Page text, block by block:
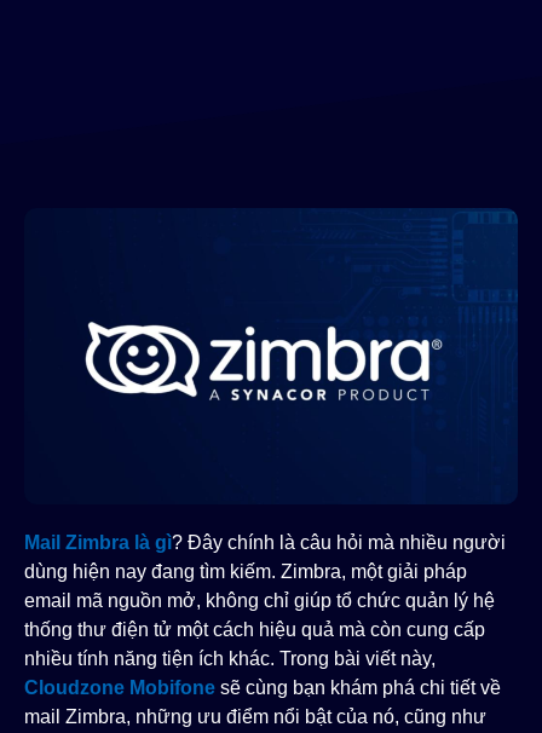
Mail Zimbra là gì? Đây chính là câu hỏi mà nhiều người
dùng hiện nay đang tìm kiếm. Zimbra, một giải pháp
email mã nguồn mở, không chỉ giúp tổ chức quản lý hệ
thống thư điện tử một cách hiệu quả mà còn cung cấp
nhiều tính năng tiện ích khác. Trong bài viết này,
Cloudzone Mobifone sẽ cùng bạn khám phá chi tiết về
mail Zimbra, những ưu điểm nổi bật của nó, cũng như